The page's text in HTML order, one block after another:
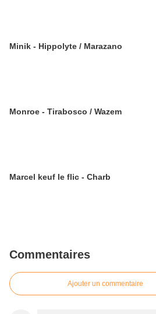
Minik - Hippolyte / Marazano
Monroe - Tirabosco / Wazem
Marcel keuf le flic - Charb
Commentaires
Ajouter un commentaire